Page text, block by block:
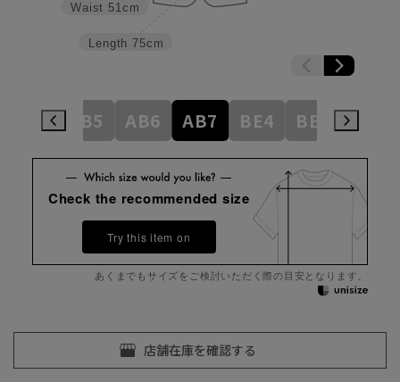
Length 75cm
Waist 51cm
AB5 AB6 AB7 BE4 BE5
Check the recommended size
Try this item on
あくまでもサイズをご検討いただく際の目安となります。